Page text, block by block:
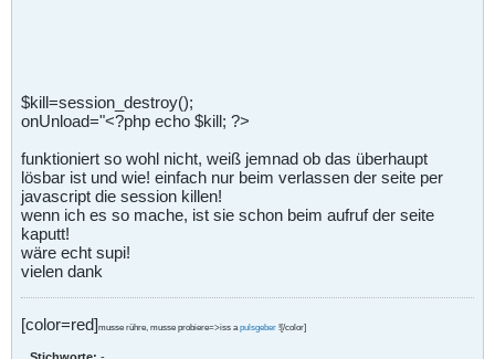
$kill=session_destroy();
onUnload="<?php echo $kill; ?>
funktioniert so wohl nicht, weiß jemnad ob das überhaupt
lösbar ist und wie! einfach nur beim verlassen der seite per
javascript die session killen!
wenn ich es so mache, ist sie schon beim aufruf der seite
kaputt!
wäre echt supi!
vielen dank
[color=red]musse rühre, musse probiere=>iss a pulsgeber ![/color]
Stichworte: -